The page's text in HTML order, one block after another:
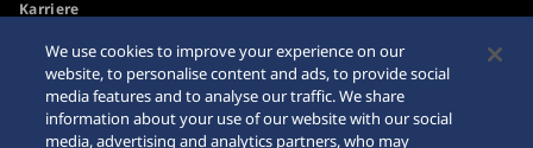
Karriere
Tilgængelighed
Advarsel om køb på
internettet
Forhandler
Sitemap
We use cookies to improve your experience on our
website, to personalise content and ads, to provide social
media features and to analyse our traffic. We share
information about your use of our website with our social
media, advertising and analytics partners, who may